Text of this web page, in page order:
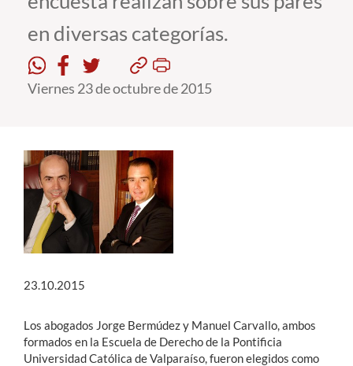
Formación Continua
Funcionarios
Alumni
English
en diversas categorías.
Viernes 23 de octubre de 2015
23.10.2015
Los abogados Jorge Bermúdez y Manuel Carvallo, ambos
formados en la Escuela de Derecho de la Pontificia
Universidad Católica de Valparaíso, fueron elegidos como